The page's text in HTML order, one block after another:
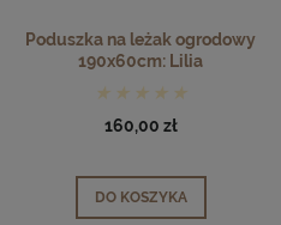
Poduszka na leżak ogrodowy
190x60cm: Lilia
160,00 zł
DO KOSZYKA